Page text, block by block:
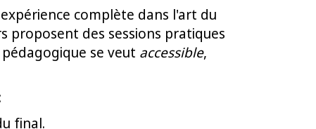
complète dans l'art du
proposent des sessions pratiques
se veut accessible,
final.